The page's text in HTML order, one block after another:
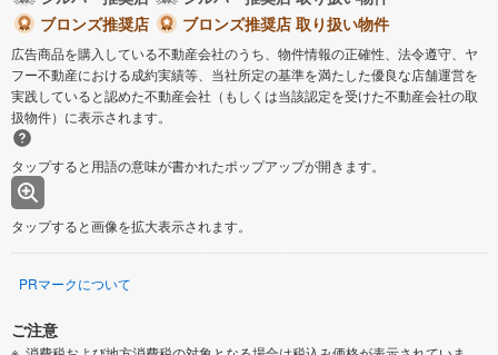
ブロンズ推奨店
ブロンズ推奨店 取り扱い物件
広告商品を購入している不動産会社のうち、物件情報の正確性、法令遵守、ヤ
フー不動産における成約実績等、当社所定の基準を満たした優良な店舗運営を
実践していると認めた不動産会社（もしくは当該認定を受けた不動産会社の取
扱物件）に表示されます。
タップすると用語の意味が書かれたポップアップが開きます。
タップすると画像を拡大表示されます。
PRマークについて
ご注意